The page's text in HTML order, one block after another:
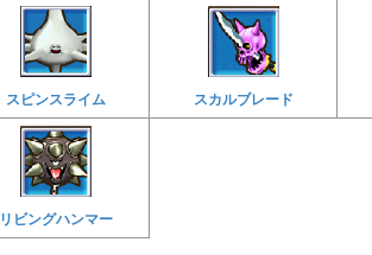
スピンスライム スカルブレード
リビングハンマー